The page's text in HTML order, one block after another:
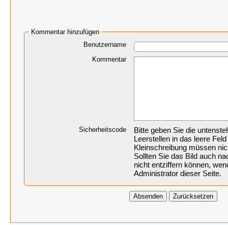
Kommentar hinzufügen
Benutzername
Kommentar
Sicherheitscode
Bitte geben Sie die
Leerstellen in das leere
Kleinschreibung müssen
Sollten Sie das Bild auch
nicht entziffern können,
Administrator dieser Seite.